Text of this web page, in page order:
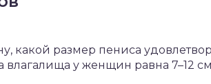
какой размер пениса
у женщин равна 7–12